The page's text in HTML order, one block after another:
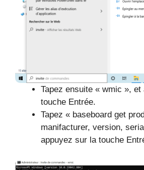
Tapez ensuite « wmic »,
touche Entrée.
Tapez « baseboard get
manifacturer, version,
appuyez sur la touche